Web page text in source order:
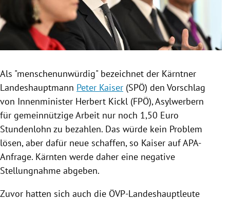
Untermenü
Untermenü
Untermenü
Als "menschenunwürdig" bezeichnet der Kärntner
Landeshauptmann Peter Kaiser (SPÖ) den Vorschlag
von Innenminister Herbert Kickl (FPÖ), Asylwerbern
für gemeinnützige Arbeit nur noch 1,50 Euro
Stundenlohn zu bezahlen. Das würde kein Problem
lösen, aber dafür neue schaffen, so Kaiser auf APA-
Anfrage. Kärnten werde daher eine negative
Stellungnahme abgeben.
Zuvor hatten sich auch die ÖVP-Landeshauptleute